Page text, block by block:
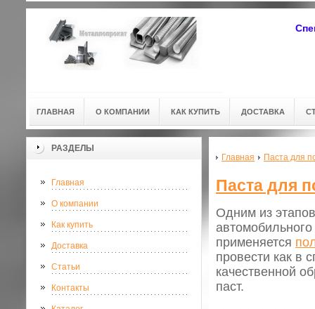
ГЛАВНАЯ О КОМПАНИИ КАК КУПИТЬ ДОСТАВКА
РАЗДЕЛЫ
Главная
О компании
Как купить
Доставка
Статьи
Контакты
Главная Паста для
Паста для
Одним из
применяется
провести как в
качественной
паст.